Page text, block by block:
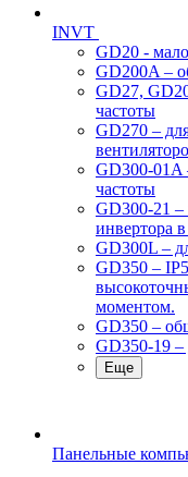
INVT
GD20 -
GD200A –
GD27,
частоты
GD270 –
GD300-01A
частоты
GD300-21 –
инвертора
GD300L –
GD350 –
моментом.
GD350 –
GD350-19
Еще
Панельные